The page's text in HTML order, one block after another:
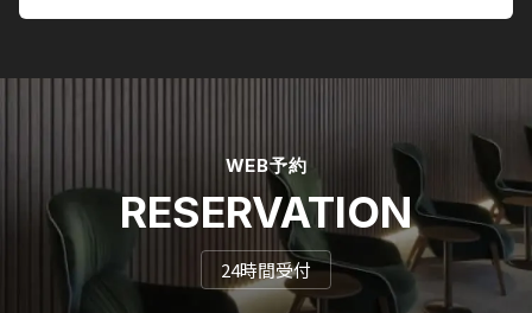
WEB予約
RESERVATION
24時間受付